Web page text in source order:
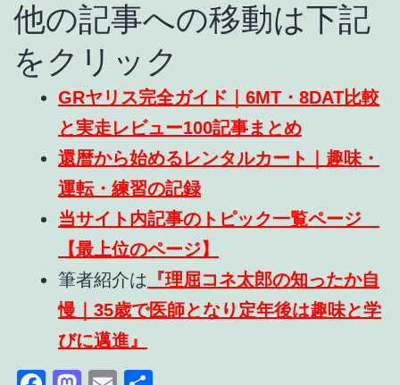
他の記事への移動は下記
をクリック
GRヤリス完全ガイド｜6MT・8DAT比較
と実走レビュー100記事まとめ
還暦から始めるレンタルカート｜趣味・
運転・練習の記録
当サイト内記事のトピック一覧ページ
【最上位のページ】
筆者紹介は 『理屈コネ太郎の知ったか自
慢｜35歳で医師となり定年後は趣味と学
びに邁進』